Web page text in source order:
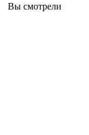
Вы смотрели